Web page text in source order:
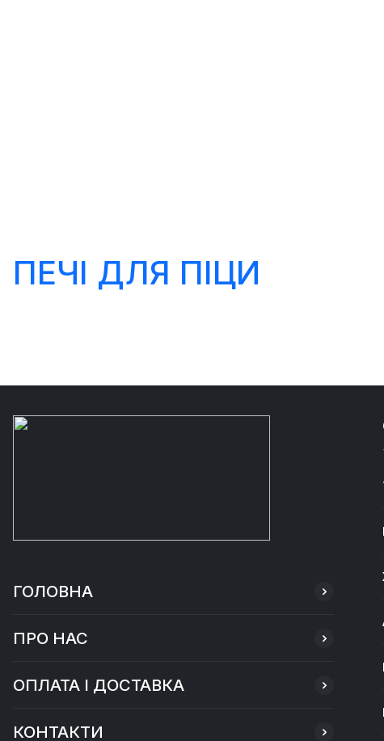
ПЕЧІ ДЛЯ ПІЦИ
ГОЛОВНА
ПРО НАС
ОПЛАТА І ДОСТАВКА
КОНТАКТИ